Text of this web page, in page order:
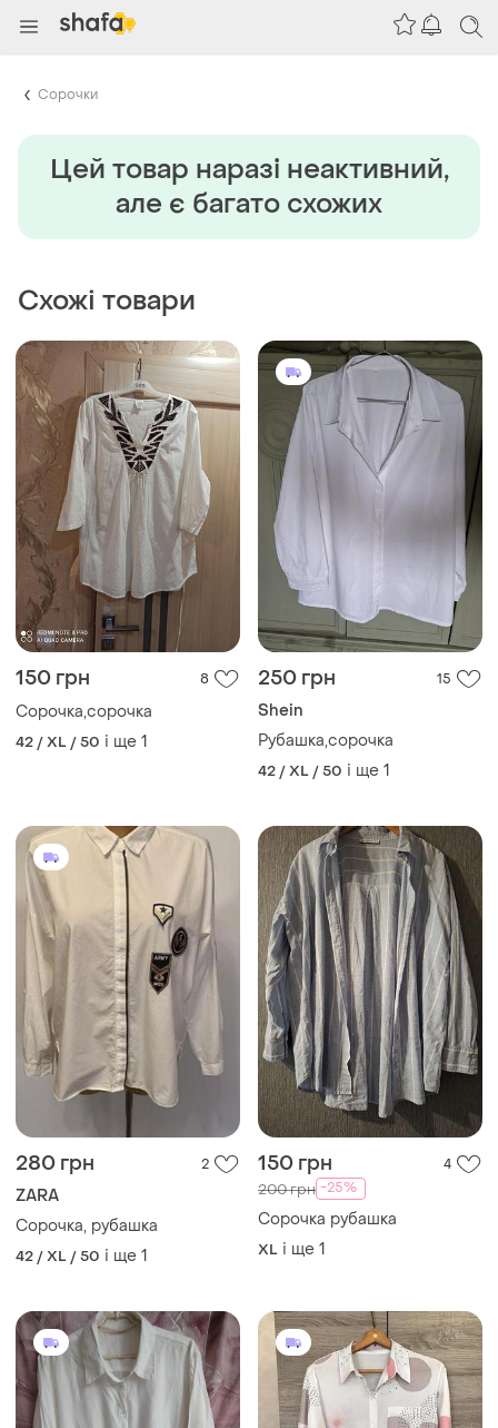
Сорочки
Цей товар наразi неактивний,
але є багато схожих
Схожі товари
150 грн 8
Сорочка,сорочка
42 / XL / 50 і ще 1
250 грн 15
Shein
Рубашка,сорочка
42 / XL / 50 і ще 1
280 грн 2
ZARA
Сорочка, рубашка
42 / XL / 50 і ще 1
150 грн 4
200 грн -25%
Сорочка рубашка
XL і ще 1